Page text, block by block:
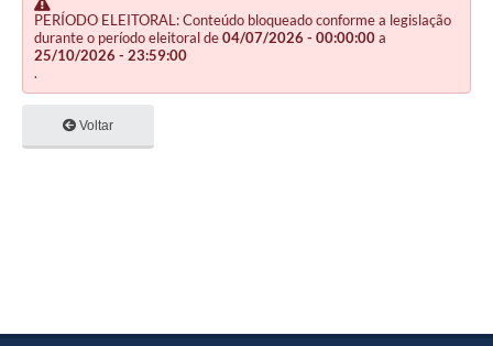
PERÍODO ELEITORAL: Conteúdo bloqueado conforme a legislação
durante o período eleitoral de04/07/2026 - 00:00:00a
25/10/2026 - 23:59:00
.
Voltar